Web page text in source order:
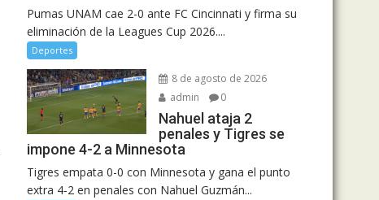
Pumas UNAM cae 2-0 ante FC Cincinnati y firma su
eliminación de la Leagues Cup 2026....
Deportes
8 de agosto de 2026
admin
0
Nahuel ataja 2
penales y Tigres se
impone 4-2 a Minnesota
Tigres empata 0-0 con Minnesota y gana el punto
extra 4-2 en penales con Nahuel Guzmán...